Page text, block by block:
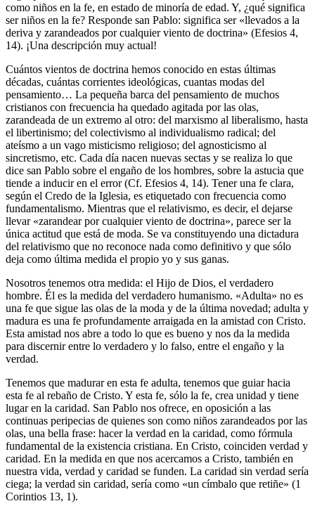
como niños en la fe, en estado de minoría de edad. Y, ¿qué significa
ser niños en la fe? Responde san Pablo: significa ser «llevados a la
deriva y zarandeados por cualquier viento de doctrina» (Efesios 4,
14). ¡Una descripción muy actual!
Cuántos vientos de doctrina hemos conocido en estas últimas
décadas, cuántas corrientes ideológicas, cuantas modas del
pensamiento… La pequeña barca del pensamiento de muchos
cristianos con frecuencia ha quedado agitada por las olas,
zarandeada de un extremo al otro: del marxismo al liberalismo, hasta
el libertinismo; del colectivismo al individualismo radical; del
ateísmo a un vago misticismo religioso; del agnosticismo al
sincretismo, etc. Cada día nacen nuevas sectas y se realiza lo que
dice san Pablo sobre el engaño de los hombres, sobre la astucia que
tiende a inducir en el error (Cf. Efesios 4, 14). Tener una fe clara,
según el Credo de la Iglesia, es etiquetado con frecuencia como
fundamentalismo. Mientras que el relativismo, es decir, el dejarse
llevar «zarandear por cualquier viento de doctrina», parece ser la
única actitud que está de moda. Se va constituyendo una dictadura
del relativismo que no reconoce nada como definitivo y que sólo
deja como última medida el propio yo y sus ganas.
Nosotros tenemos otra medida: el Hijo de Dios, el verdadero
hombre. Él es la medida del verdadero humanismo. «Adulta» no es
una fe que sigue las olas de la moda y de la última novedad; adulta y
madura es una fe profundamente arraigada en la amistad con Cristo.
Esta amistad nos abre a todo lo que es bueno y nos da la medida
para discernir entre lo verdadero y lo falso, entre el engaño y la
verdad.
Tenemos que madurar en esta fe adulta, tenemos que guiar hacia
esta fe al rebaño de Cristo. Y esta fe, sólo la fe, crea unidad y tiene
lugar en la caridad. San Pablo nos ofrece, en oposición a las
continuas peripecias de quienes son como niños zarandeados por las
olas, una bella frase: hacer la verdad en la caridad, como fórmula
fundamental de la existencia cristiana. En Cristo, coinciden verdad y
caridad. En la medida en que nos acercamos a Cristo, también en
nuestra vida, verdad y caridad se funden. La caridad sin verdad sería
ciega; la verdad sin caridad, sería como «un címbalo que retiñe» (1
Corintios 13, 1).